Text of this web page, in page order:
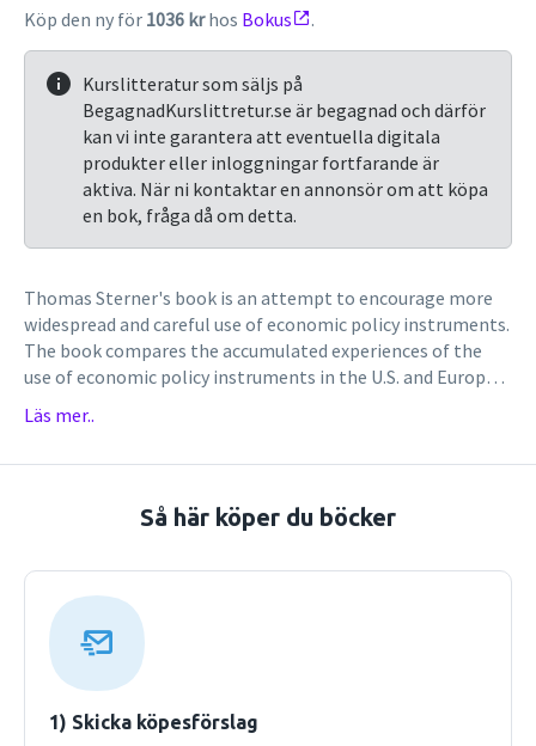
Köp den ny för 1036 krhos Bokus .
Kurslitteratur som säljs på
BegagnadKurslittretur.se är begagnad och därför
kan vi inte garantera att eventuella digitala
produkter eller inloggningar fortfarande är
aktiva. När ni kontaktar en annonsör om att köpa
en bok, fråga då om detta.
Thomas Sterner's book is an attempt to encourage more
widespread and careful use of economic policy instruments.
The book compares the accumulated experiences of the
use of economic policy instruments in the U.S. and Europe,
America. Ambitious in scope, it discusses the design of
pollution, water pricing, waste, fisheries, forests, and
agriculture. While deeply rooted in economics, Policy
psychological research. The new edition enhances what has
already been widely hailed as a highly innovative work. The
book includes greatly expanded coverage of climate
change, covering aspects related to policy design,
international equity and discounting, voluntary carbon
Läs mer..
Så här köper du böcker
1) Skicka köpesförslag